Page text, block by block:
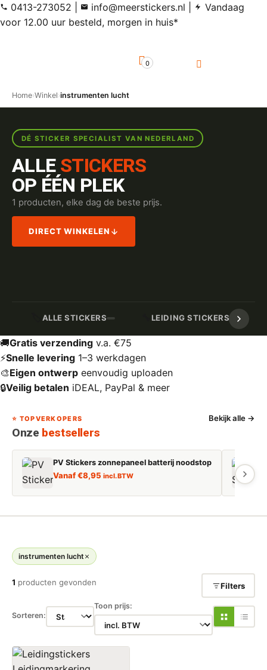
0413-273052 info@meerstickers.nl
Vandaag
voor 12.00 uur besteld, morgen in huis*
0
Home›Winkel›instrumenten lucht
DÉ STICKER SPECIALIST VAN NEDERLAND
ALLE STICKERS
OP ÉÉN PLEK
1 producten, elke dag de beste prijs.
DIRECT WINKELEN
ALLE STICKERS LEIDING STICKERS /
🚚Gratis verzending v.a. €75
⚡Snelle levering 1–3 werkdagen
🎨Eigen ontwerp eenvoudig uploaden
🔒Veilig betalen iDEAL, PayPal & meer
⭐ TOPVERKOPERS
Onze bestsellers
Bekijk alle →
PV Stickers zonnepaneel batterij noodstop
Vanaf€8,95 incl. BTW
instrumenten lucht
1 producten gevonden Filters
Sorteren:
Toon prijs: